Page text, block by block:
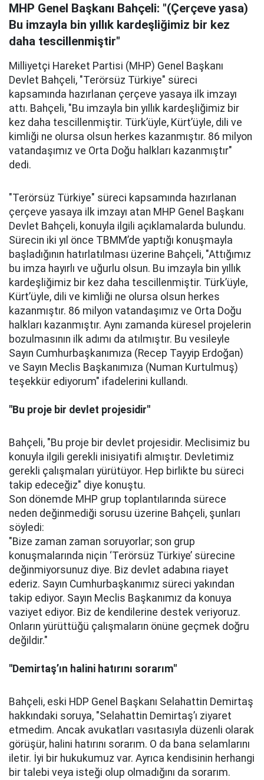
MHP Genel Başkanı Bahçeli: "(Çerçeve yasa)
Bu imzayla bin yıllık kardeşliğimiz bir kez
daha tescillenmiştir"
Milliyetçi Hareket Partisi (MHP) Genel Başkanı
Devlet Bahçeli, "Terörsüz Türkiye" süreci
kapsamında hazırlanan çerçeve yasaya ilk imzayı
attı. Bahçeli, "Bu imzayla bin yıllık kardeşliğimiz bir
kez daha tescillenmiştir. Türk’üyle, Kürt’üyle, dili ve
kimliği ne olursa olsun herkes kazanmıştır. 86 milyon
vatandaşımız ve Orta Doğu halkları kazanmıştır"
dedi.
"Terörsüz Türkiye" süreci kapsamında hazırlanan
çerçeve yasaya ilk imzayı atan MHP Genel Başkanı
Devlet Bahçeli, konuyla ilgili açıklamalarda bulundu.
Sürecin iki yıl önce TBMM’de yaptığı konuşmayla
başladığının hatırlatılması üzerine Bahçeli, "Attığımız
bu imza hayırlı ve uğurlu olsun. Bu imzayla bin yıllık
kardeşliğimiz bir kez daha tescillenmiştir. Türk’üyle,
Kürt’üyle, dili ve kimliği ne olursa olsun herkes
kazanmıştır. 86 milyon vatandaşımız ve Orta Doğu
halkları kazanmıştır. Aynı zamanda küresel projelerin
bozulmasının ilk adımı da atılmıştır. Bu vesileyle
Sayın Cumhurbaşkanımıza (Recep Tayyip Erdoğan)
ve Sayın Meclis Başkanımıza (Numan Kurtulmuş)
teşekkür ediyorum" ifadelerini kullandı.
"Bu proje bir devlet projesidir"
Bahçeli, "Bu proje bir devlet projesidir. Meclisimiz bu
konuyla ilgili gerekli inisiyatifi almıştır. Devletimiz
gerekli çalışmaları yürütüyor. Hep birlikte bu süreci
takip edeceğiz" diye konuştu.
Son dönemde MHP grup toplantılarında sürece
neden değinmediği sorusu üzerine Bahçeli, şunları
söyledi:
"Bize zaman zaman soruyorlar; son grup
konuşmalarında niçin ‘Terörsüz Türkiye’ sürecine
değinmiyorsunuz diye. Biz devlet adabına riayet
ederiz. Sayın Cumhurbaşkanımız süreci yakından
takip ediyor. Sayın Meclis Başkanımız da konuya
vaziyet ediyor. Biz de kendilerine destek veriyoruz.
Onların yürüttüğü çalışmaların önüne geçmek doğru
değildir."
"Demirtaş’ın halini hatırını sorarım"
Bahçeli, eski HDP Genel Başkanı Selahattin Demirtaş
hakkındaki soruya, "Selahattin Demirtaş’ı ziyaret
etmedim. Ancak avukatları vasıtasıyla düzenli olarak
görüşür, halini hatırını sorarım. O da bana selamlarını
iletir. İyi bir hukukumuz var. Ayrıca kendisinin herhangi
bir talebi veya isteği olup olmadığını da sorarım.